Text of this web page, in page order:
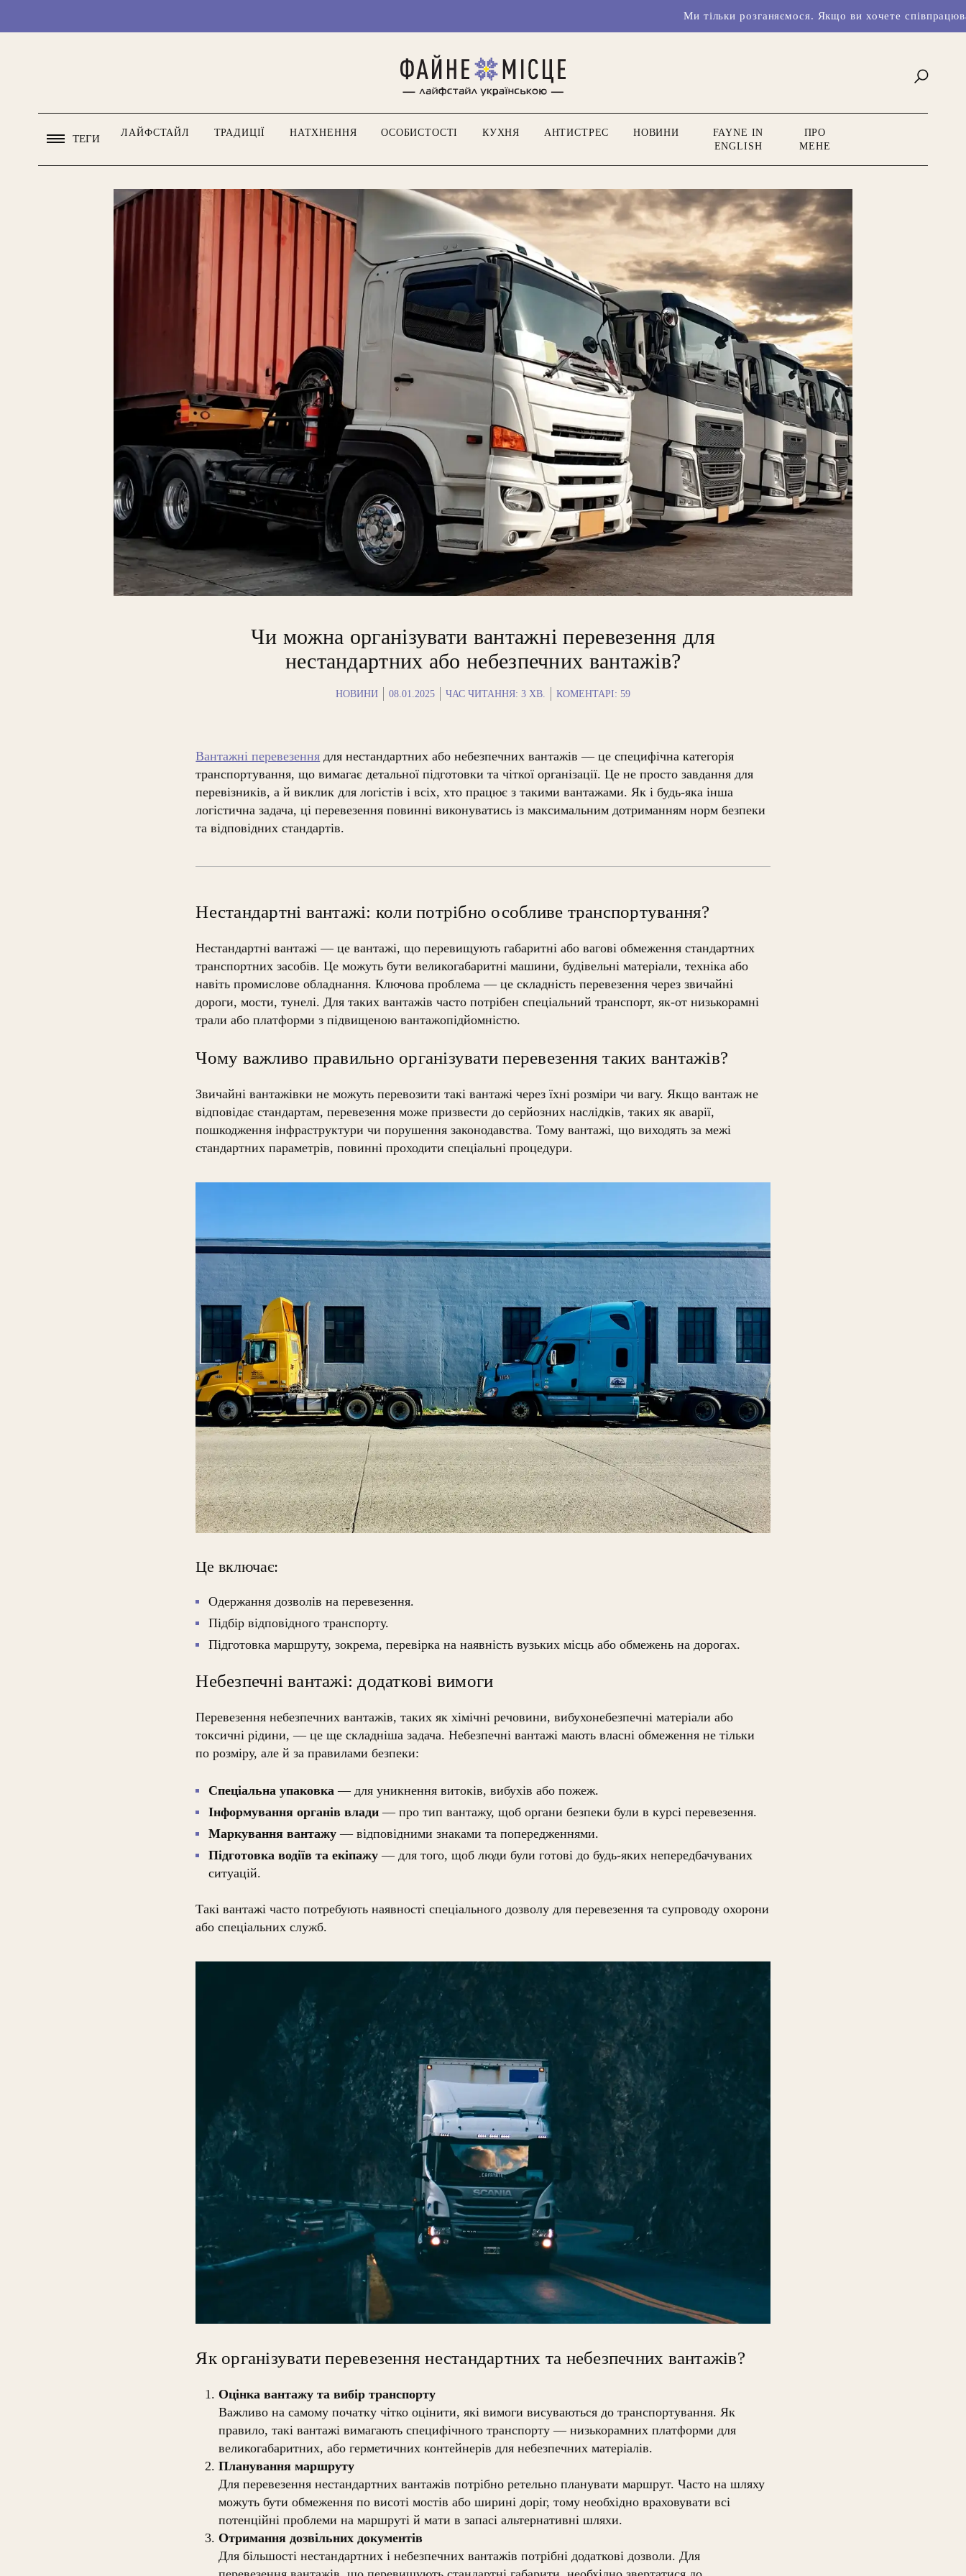
Ми тільки розганяємося. Якщо ви хочете співпрацювати з нами
ТЕГИ
ЛАЙФСТАЙЛ ТРАДИЦІЇ НАТХНЕННЯ ОСОБИСТОСТІ КУХНЯ АНТИСТРЕС НОВИНИ
FAYNE IN
ENGLISH
ПРО
МЕНЕ
Чи можна організувати вантажні перевезення для
нестандартних або небезпечних вантажів?
НОВИНИ 08.01.2025 ЧАС ЧИТАННЯ: 3 ХВ. КОМЕНТАРІ: 59
Вантажні перевезення для нестандартних або небезпечних вантажів — це специфічна категорія
транспортування, що вимагає детальної підготовки та чіткої організації. Це не просто завдання для
перевізників, а й виклик для логістів і всіх, хто працює з такими вантажами. Як і будь-яка інша
логістична задача, ці перевезення повинні виконуватись із максимальним дотриманням норм безпеки
та відповідних стандартів.
Нестандартні вантажі: коли потрібно особливе транспортування?
Нестандартні вантажі — це вантажі, що перевищують габаритні або вагові обмеження стандартних
транспортних засобів. Це можуть бути великогабаритні машини, будівельні матеріали, техніка або
навіть промислове обладнання. Ключова проблема — це складність перевезення через звичайні
дороги, мости, тунелі. Для таких вантажів часто потрібен спеціальний транспорт, як-от низькорамні
трали або платформи з підвищеною вантажопідйомністю.
Чому важливо правильно організувати перевезення таких вантажів?
Звичайні вантажівки не можуть перевозити такі вантажі через їхні розміри чи вагу. Якщо вантаж не
відповідає стандартам, перевезення може призвести до серйозних наслідків, таких як аварії,
пошкодження інфраструктури чи порушення законодавства. Тому вантажі, що виходять за межі
стандартних параметрів, повинні проходити спеціальні процедури.
Це включає:
Одержання дозволів на перевезення.
Підбір відповідного транспорту.
Підготовка маршруту, зокрема, перевірка на наявність вузьких місць або обмежень на дорогах.
Небезпечні вантажі: додаткові вимоги
Перевезення небезпечних вантажів, таких як хімічні речовини, вибухонебезпечні матеріали або
токсичні рідини, — це ще складніша задача. Небезпечні вантажі мають власні обмеження не тільки
по розміру, але й за правилами безпеки:
Спеціальна упаковка — для уникнення витоків, вибухів або пожеж.
Інформування органів влади — про тип вантажу, щоб органи безпеки були в курсі перевезення.
Маркування вантажу — відповідними знаками та попередженнями.
Підготовка водіїв та екіпажу — для того, щоб люди були готові до будь-яких непередбачуваних
ситуацій.
Такі вантажі часто потребують наявності спеціального дозволу для перевезення та супроводу охорони
або спеціальних служб.
Як організувати перевезення нестандартних та небезпечних вантажів?
Оцінка вантажу та вибір транспорту
Важливо на самому початку чітко оцінити, які вимоги висуваються до транспортування. Як
правило, такі вантажі вимагають специфічного транспорту — низькорамних платформи для
великогабаритних, або герметичних контейнерів для небезпечних матеріалів.
Планування маршруту
Для перевезення нестандартних вантажів потрібно ретельно планувати маршрут. Часто на шляху
можуть бути обмеження по висоті мостів або ширині доріг, тому необхідно враховувати всі
потенційні проблеми на маршруті й мати в запасі альтернативні шляхи.
Отримання дозвільних документів
Для більшості нестандартних і небезпечних вантажів потрібні додаткові дозволи. Для